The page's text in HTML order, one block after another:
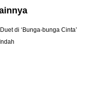
di ‘Bunga-bunga Cinta’